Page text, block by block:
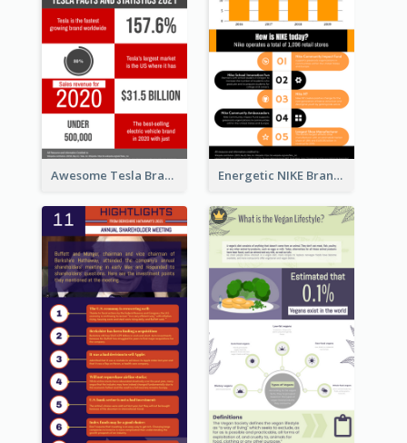
Awesome Tesla Branding Infographic Design Ideas Energetic NIKE Branding Stories Design Idea